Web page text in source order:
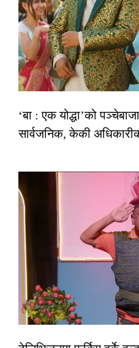
‘बा : एक योद्धा’को
सार्वजनिक, केकी